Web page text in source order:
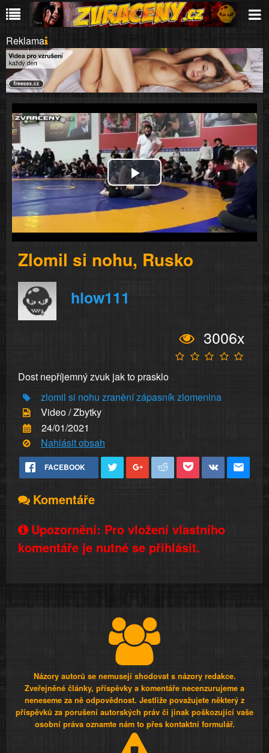
Reklama
Play
Video
Zlomil si nohu, Rusko
hlow111
3006x
Dost nepříjemný zvuk jak to prasklo
zlomil si nohu zraněnízápasníkzlomenina
Video / Zbytky
24/01/2021
Nahlásit obsah
FACEBOOK
Komentáře
Upozornění: Pro vložení vlastního
komentáře je nutné se přihlásit.
Názory autorů se nemusejí shodovat s názory redakce.
Zveřejněné články, příspěvky a komentáře necenzurujeme a
neneseme za ně odpovědnost. Jestliže považujete některý z
příspěvků za porušení autorských práv či jinak poškozující vaše
osobní práva oznamte nám to přes kontaktní formulář.